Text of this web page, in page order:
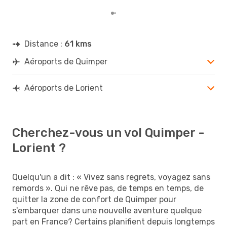
Distance : 61 kms
Aéroports de Quimper
Aéroports de Lorient
Cherchez-vous un vol Quimper -
Lorient ?
Quelqu'un a dit : « Vivez sans regrets, voyagez sans
remords ». Qui ne rêve pas, de temps en temps, de
quitter la zone de confort de Quimper pour
s'embarquer dans une nouvelle aventure quelque
part en France? Certains planifient depuis longtemps